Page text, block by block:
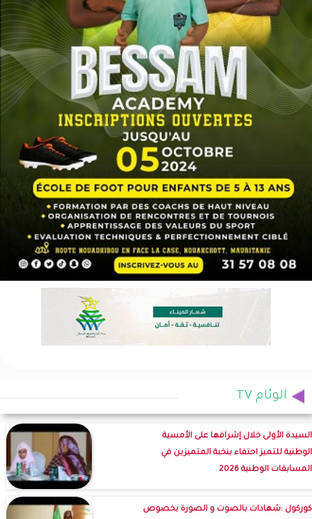
الوئام TV
السيدة الأولى خلال إشرافها على الأمسية
الوطنية للتميز احتفاء بنخبة المتميزين في
المسابقات الوطنية 2026
كوركول :شهادات بالصوت و الصورة بخصوص